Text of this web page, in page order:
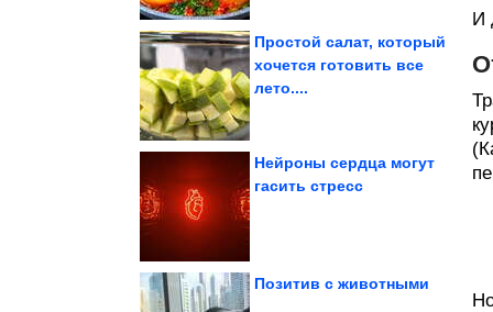
Именно так готовили в
Простой салат, который
хочется готовить все
лето....
Нейроны сердца могут
гасить стресс
Позитив с животными
И